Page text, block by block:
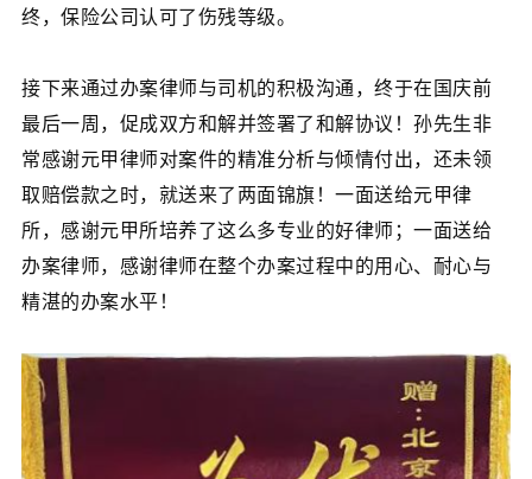
终，保险公司认可了伤残等级。
接下来通过办案律师与司机的积极沟通，终于在国庆前
最后一周，促成双方和解并签署了和解协议！孙先生非
常感谢元甲律师对案件的精准分析与倾情付出，还未领
取赔偿款之时，就送来了两面锦旗！一面送给元甲律
所，感谢元甲所培养了这么多专业的好律师；一面送给
办案律师，感谢律师在整个办案过程中的用心、耐心与
精湛的办案水平！